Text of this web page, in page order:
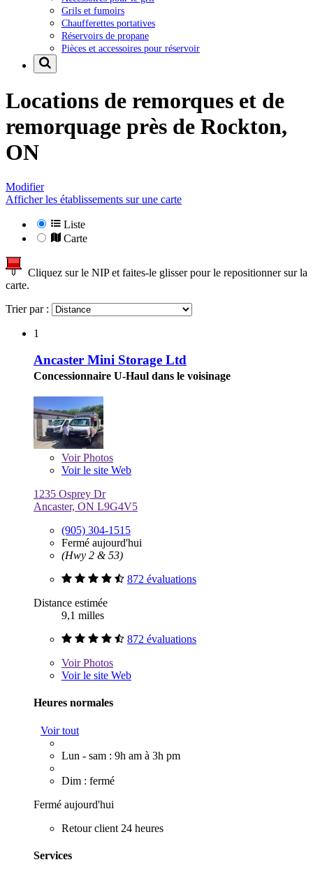
Grils et fumoirs
Chaufferettes portatives
Réservoirs de propane
Pièces et accessoires pour réservoir
Locations de remorques et de
remorquage près de Rockton,
ON
Modifier
Afficher les établissements sur une carte
Liste
Carte
Cliquez sur le NIP et faites-le glisser pour le repositionner sur la
carte.
Trier par :
1
Ancaster Mini Storage Ltd
Concessionnaire U-Haul dans le voisinage
VoirPhotos
Voir le site Web
1235 Osprey Dr
Ancaster, ON L9G4V5
(905) 304-1515
Fermé aujourd'hui
(Hwy 2 & 53)
872 évaluations
Distance estimée
9,1 milles
872 évaluations
VoirPhotos
Voir le site Web
Heures normales
Voir tout
Lun - sam : 9h am à 3h pm
Dim : fermé
Fermé aujourd'hui
Retour client 24 heures
Services